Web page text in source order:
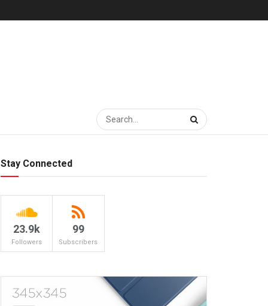
Stay Connected
23.9k
Followers
99
Subscribers